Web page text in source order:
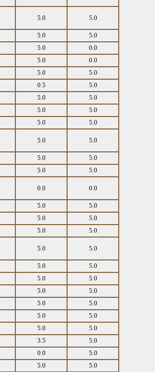
5.0 5.0
5.0
5.0
5.0
0.0
5.0
0.0
5.0
5.0
0.5
5.0
5.0
5.0
5.0
5.0
5.0
5.0
5.0 5.0
5.0
5.0
5.0
5.0
0.0 0.0
5.0
5.0
5.0
5.0
5.0
5.0
5.0 5.0
5.0
5.0
5.0
5.0
5.0
5.0
5.0
5.0
5.0
5.0
5.0
5.0
3.5
5.0
0.0
5.0
5.0
5.0